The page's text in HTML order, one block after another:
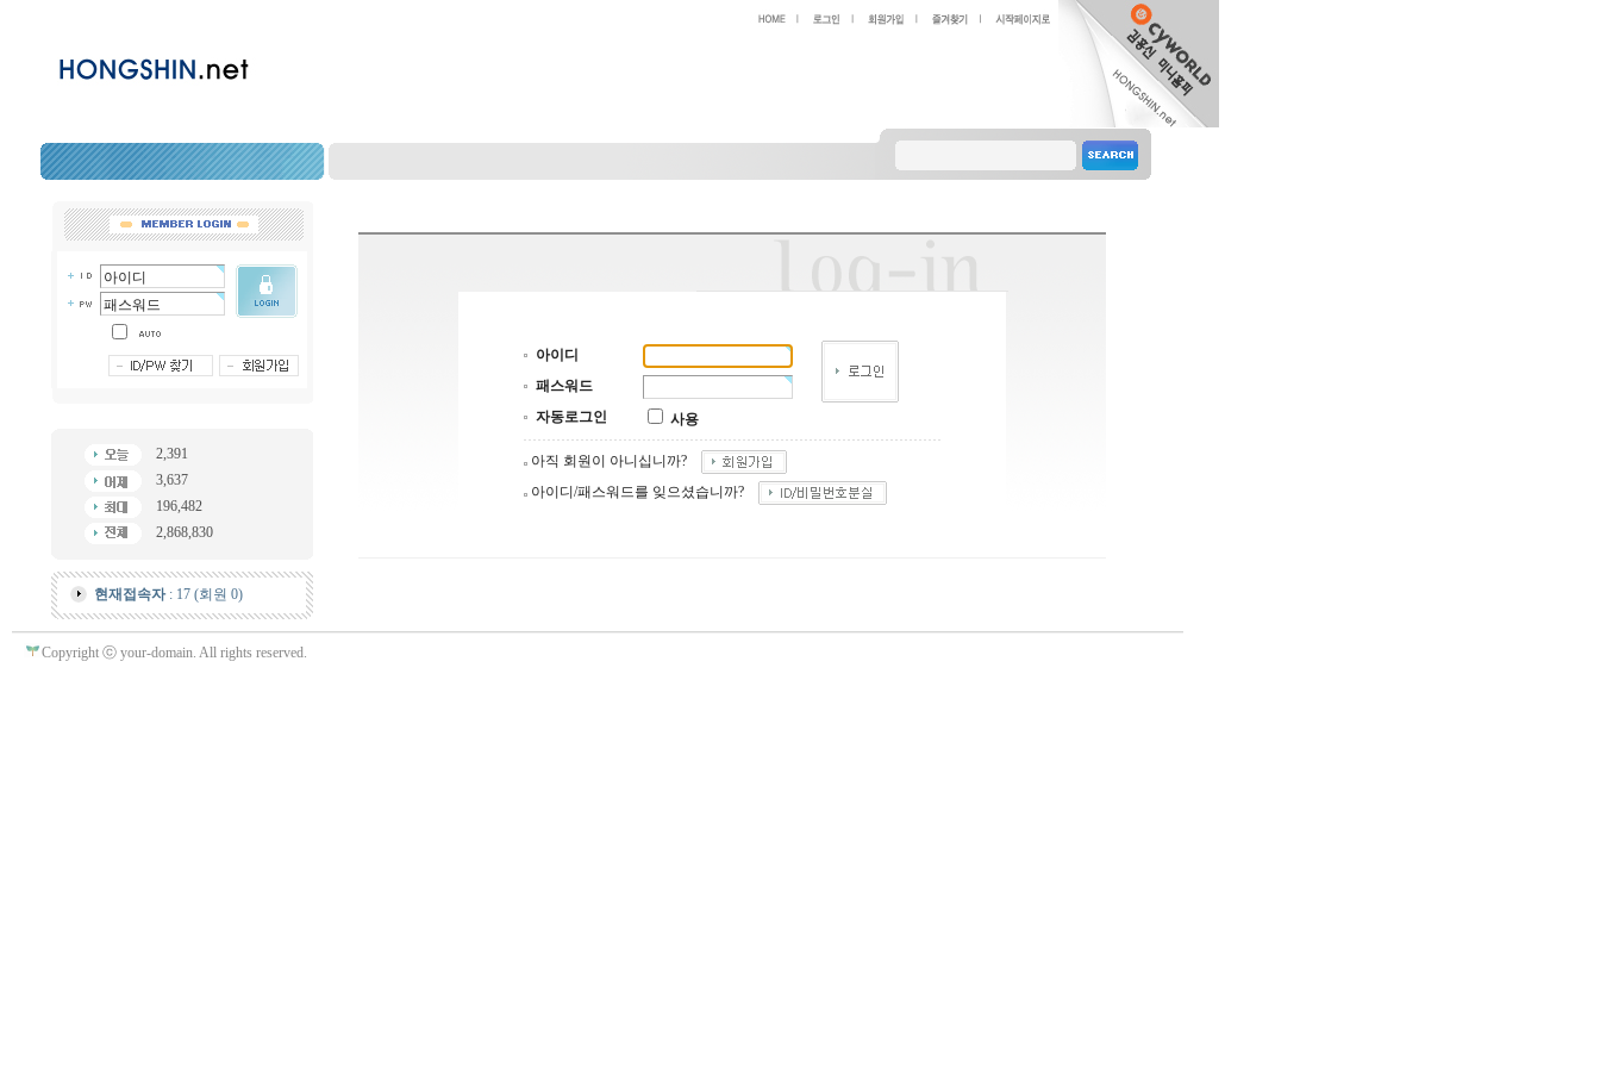
2,391
3,637
196,482
2,868,830
현재접속자: 17 (회원 0)
아이디
패스워드
자동로그인
사용
아직 회원이 아니십니까?
아이디/패스워드를 잊으셨습니까?
Copyright ⓒ your-domain. All rights reserved.